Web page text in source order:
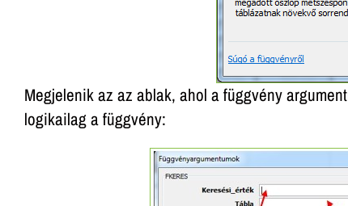
Megjelenik az az ablak, ahol a függvény
logikailag a függvény: